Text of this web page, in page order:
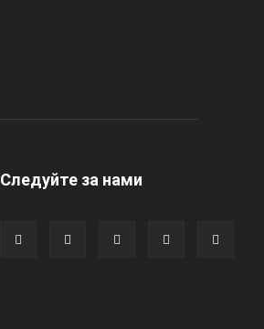
Следуйте за нами